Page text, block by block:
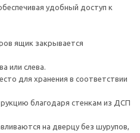
удобный доступ к
ящик закрывается
или слева.
для хранения в соответствии
благодаря стенкам из ДСП
на дверцу без шурупов,